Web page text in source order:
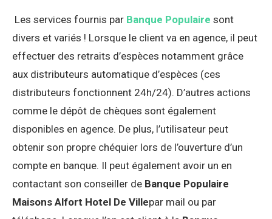
Les services fournis par Banque Populaire sont
divers et variés ! Lorsque le client va en agence, il peut
effectuer des retraits d’espèces notamment grâce
aux distributeurs automatique d’espèces (ces
distributeurs fonctionnent 24h/24). D’autres actions
comme le dépôt de chèques sont également
disponibles en agence. De plus, l’utilisateur peut
obtenir son propre chéquier lors de l’ouverture d’un
compte en banque. Il peut également avoir un en
contactant son conseiller de Banque Populaire
Maisons Alfort Hotel De Villepar mail ou par